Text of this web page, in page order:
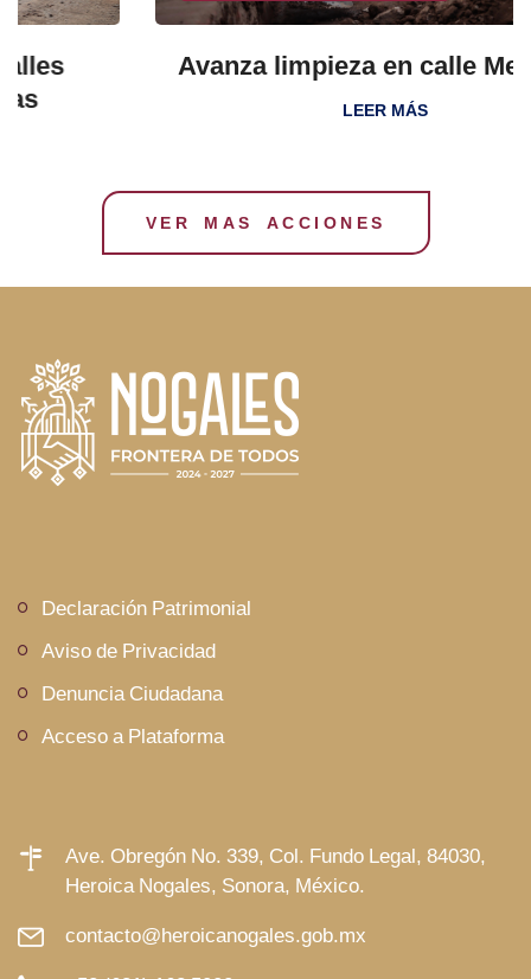
Avanza limpieza en calle Mercurio
VER MAS ACCIONES
Declaración Patrimonial
Aviso de Privacidad
Denuncia Ciudadana
Acceso a Plataforma
Ave. Obregón No. 339, Col. Fundo Legal, 84030,
Heroica Nogales, Sonora, México.
contacto@heroicanogales.gob.mx